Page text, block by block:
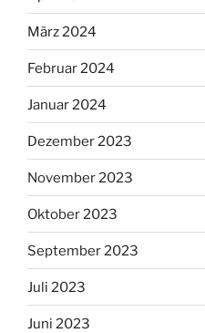
März 2024
Februar 2024
Januar 2024
Dezember 2023
November 2023
Oktober 2023
September 2023
Juli 2023
Juni 2023